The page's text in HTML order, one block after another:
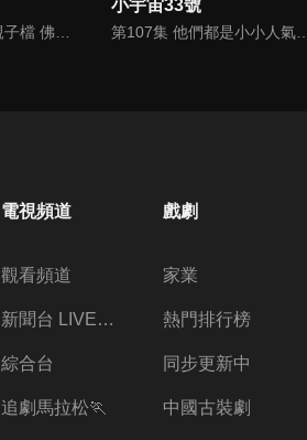
第91集 頂級食材親子檔 佛手瓜 龍鬚菜
小宇宙33號
第107集 他們都是小小人氣王!! 爆紅童星來囉
電視頻道
觀看頻道
新聞台 LIVE 直播
綜合台
追劇馬拉松🏃
戲劇
家業
熱門排行榜
同步更新中
中國古裝劇